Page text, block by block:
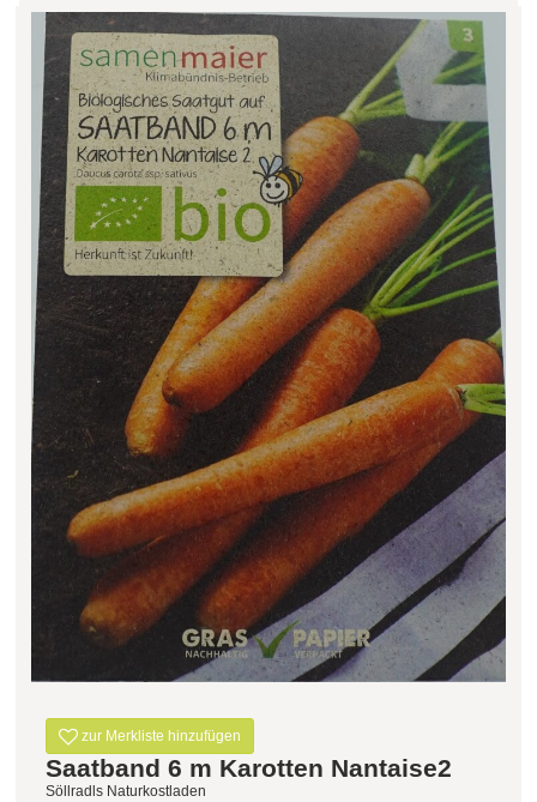
Biohof Öllinger
Fleischerei Hüthmayr Detail
Hofladen Hoffelner Detail
Kuglbauer - Familie Bischof Detail
La Toscana Anita Wolf e.U. Detail
Söllradls Naturkostladen Detail
Stiftsgärtnerei Detail
Weinkellerei Stift
Kremsmünster
Detail
Wildkraut Detail
KATEGORIE
Filter zurücksetzen
zur Merkliste hinzufügen
Saatband 6 m Karotten Nantaise2
Söllradls Naturkostladen